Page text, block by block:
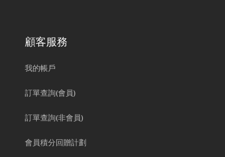
顧客服務
我的帳戶
訂單查詢(會員)
訂單查詢(非會員)
會員積分回贈計劃